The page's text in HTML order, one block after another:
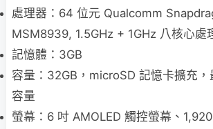
處理器：64 位元 Qualcomm
MSM8939, 1.5GHz + 1GHz 八核心處
記憶體：3GB
容量：32GB，microSD 記憶卡擴充，
容量
螢幕：6 吋 AMOLED 觸控螢幕、